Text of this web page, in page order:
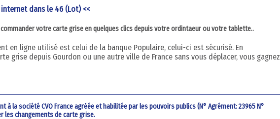
dans le 46 (Lot) <<
votre carte grise en quelques clics depuis votre ordintaeur ou votre tablette..
en ligne utilisé est celui de la banque Populaire, celui-ci est sécurisé. En
grise depuis Gourdon ou une autre ville de France sans vous déplacer, vous gagnez
la société CVO France agréée et habilitée par les pouvoirs publics (N° Agrément: 23965 N°
les changements de carte grise.